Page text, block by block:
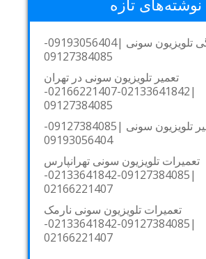
نوشته‌های تازه
نمایندگی تلویزیون سونی |09193056404-
09127384085
تعمیر تلویزیون سونی در تهران
|02133641842-02166221407-
09127384085
تعمیر تلویزیون سونی |09127384085-
09193056404
تعمیرات تلویزیون سونی تهرانپارس
|09127384085-02133641842-
02166221407
تعمیرات تلویزیون سونی نارمک
|09127384085-02133641842-
02166221407